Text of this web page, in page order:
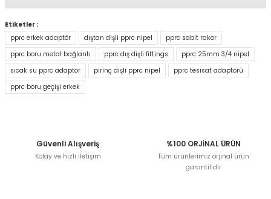
Bu ürünün fiyat bilgisi, resim, ürün açıklamalarında ve
diğer konularda yetersiz gördüğünüz noktaları öneri
formunu kullanarak tarafımıza iletebilirsiniz.
Görüş ve önerileriniz için teşekkür ederiz.
Ürün resmi kalitesiz, bozuk veya görüntülenemiyor.
Ürün fiyatı diğer sitelerden daha pahalı.
Bu ürüne benzer farklı alternatifler olmalı.
Etiketler :
pprc erkek adaptör
dıştan dişli pprc nipel
pprc sabit rakor
pprc boru metal bağlantı
pprc dış dişli fittings
pprc 25mm 3/4 nipel
sıcak su pprc adaptör
pirinç dişli pprc nipel
pprc tesisat adaptörü
pprc boru geçişi erkek
Güvenli Alışveriş
Kolay ve hızlı iletişim
%100 ORJİNAL ÜRÜN
Tüm ürünlerimiz orjinal ürün
garantilidir